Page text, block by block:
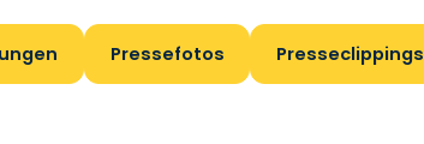
Pressefotos Presseclippings